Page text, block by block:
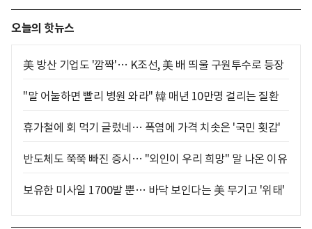
오늘의 핫뉴스
美 방산 기업도 '깜짝'… K조선, 美 배 띄울 구원투수로 등장
"말 어눌하면 빨리 병원 와라" 韓 매년 10만명 걸리는 질환
휴가철에 회 먹기 글렀네… 폭염에 가격 치솟은 '국민 횟감'
반도체도 쭉쭉 빠진 증시… "외인이 우리 희망" 말 나온 이유
보유한 미사일 1700발 뿐… 바닥 보인다는 美 무기고 '위태'